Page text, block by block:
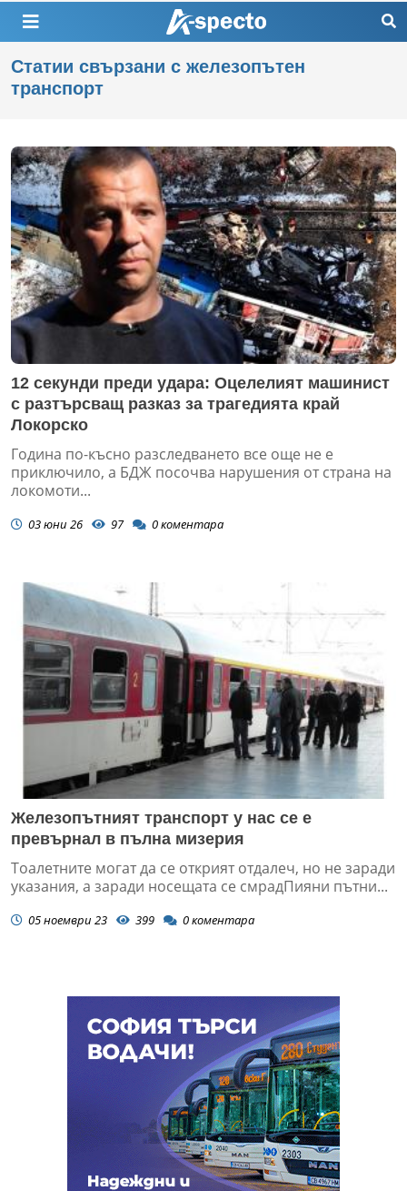
Статии свързани с железопътен
транспорт
12 секунди преди удара: Оцелелият машинист
с разтърсващ разказ за трагедията край
Локорско
Година по-късно разследването все още не е
приключило, а БДЖ посочва нарушения от страна на
локомоти...
03 юни 26 97 0коментара
Железопътният транспорт у нас се е
превърнал в пълна мизерия
Тоалетните могат да се открият отдалеч, но не заради
указания, а заради носещата се смрадПияни пътни...
05 ноември 23 399 0коментара